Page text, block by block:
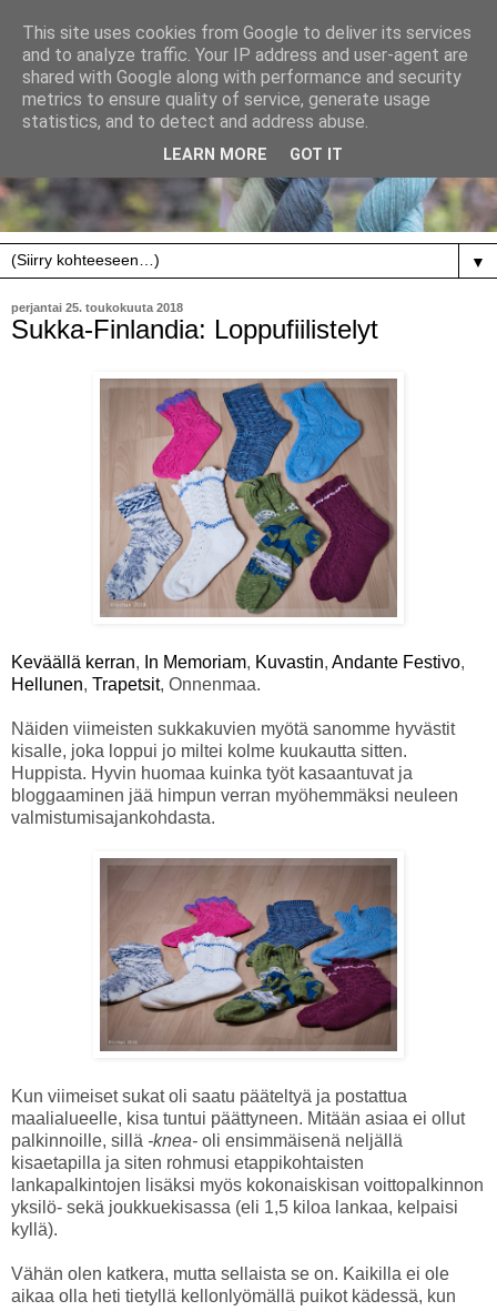
▼
perjantai 25. toukokuuta 2018
Sukka-Finlandia: Loppufiilistelyt
Keväällä kerran, In Memoriam, Kuvastin, Andante Festivo,
Hellunen, Trapetsit, Onnenmaa.
Näiden viimeisten sukkakuvien myötä sanomme hyvästit
kisalle, joka loppui jo miltei kolme kuukautta sitten.
Huppista. Hyvin huomaa kuinka työt kasaantuvat ja
bloggaaminen jää himpun verran myöhemmäksi neuleen
valmistumisajankohdasta.
Kun viimeiset sukat oli saatu pääteltyä ja postattua
maalialueelle, kisa tuntui päättyneen. Mitään asiaa ei ollut
palkinnoille, sillä -knea- oli ensimmäisenä neljällä
kisaetapilla ja siten rohmusi etappikohtaisten
lankapalkintojen lisäksi myös kokonaiskisan voittopalkinnon
yksilö- sekä joukkuekisassa (eli 1,5 kiloa lankaa, kelpaisi
kyllä).
Vähän olen katkera, mutta sellaista se on. Kaikilla ei ole
aikaa olla heti tietyllä kellonlyömällä puikot kädessä, kun
This site uses cookies from Google to deliver its services
and to analyze traffic. Your IP address and user-agent are
shared with Google along with performance and security
metrics to ensure quality of service, generate usage
statistics, and to detect and address abuse.
LEARN MORE GOT IT